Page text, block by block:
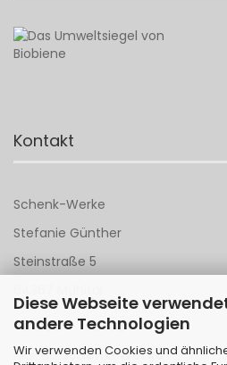
Diese Webseite
andere Technologien
Wir verwenden Cookies und
Kontakt
Schenk-Werke
Stefanie Günther
Steinstraße 5
Tel 06151 - 148 142
Mail anSchenk-Werke